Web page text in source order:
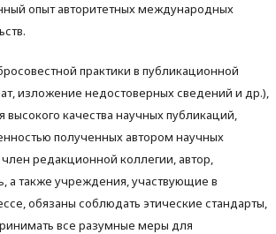
опыт авторитетных международных
практики в публикационной
изложение недостоверных сведений и др.),
высокого качества научных публикаций,
полученных автором научных
редакционной коллегии, автор,
а также учреждения, участвующие в
обязаны соблюдать этические стандарты,
все разумные меры для